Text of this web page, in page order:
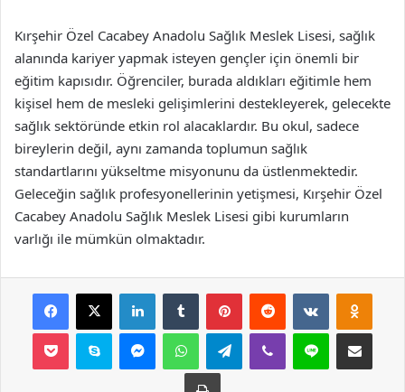
Kırşehir Özel Cacabey Anadolu Sağlık Meslek Lisesi, sağlık
alanında kariyer yapmak isteyen gençler için önemli bir
eğitim kapısıdır. Öğrenciler, burada aldıkları eğitimle hem
kişisel hem de mesleki gelişimlerini destekleyerek, gelecekte
sağlık sektöründe etkin rol alacaklardır. Bu okul, sadece
bireylerin değil, aynı zamanda toplumun sağlık
standartlarını yükseltme misyonunu da üstlenmektedir.
Geleceğin sağlık profesyonellerinin yetişmesi, Kırşehir Özel
Cacabey Anadolu Sağlık Meslek Lisesi gibi kurumların
varlığı ile mümkün olmaktadır.
Facebook
X LinkedInTumblr PinterestReddit VKontakte
Pocket Skype MessengerWhatsAppTelegramViber Line E-Posta ile
Yazdır